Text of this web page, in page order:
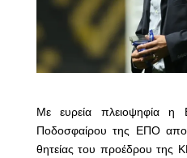
Με ευρεία πλειοψηφία η
Ποδοσφαίρου της ΕΠΟ
θητείας του προέδρου της